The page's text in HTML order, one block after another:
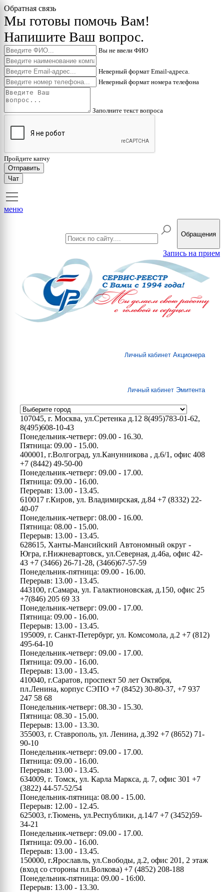
Обратная связь
Мы готовы помочь Вам!
Напишите Ваш вопрос.
Вы не ввели ФИО
Неверный формат Email-адреса.
Неверный формат номера телефона
Заполните текст вопроса
Пройдите капчу
Отправить
Чат
меню
Обращения
Запись на прием
Личный кабинет Акционера
Личный кабинет Эмитента
107045, г. Москва, ул.Сретенка д.12 8(495)783-01-62,
8(495)608-10-43
Понедельник-четверг: 09.00 - 16.30.
Пятница: 09.00 - 15.00.
400001, г.Волгоград, ул.Канунникова , д.6/1, офис 408
+7 (8442) 49-50-00
Понедельник-четверг: 09.00 - 17.00.
Пятница: 09.00 - 16.00.
Перерыв: 13.00 - 13.45.
610017 г.Киров, ул. Владимирская, д.84 +7 (8332) 22-
40-07
Понедельник-четверг: 08.00 - 16.00.
Пятница: 08.00 - 15.00.
Перерыв: 13.00 - 13.45.
628615, Ханты-Мансийский Автономный округ -
Югра, г.Нижневартовск, ул.Северная, д.46а, офис 42-
43 +7 (3466) 26-71-28, (3466)67-57-59
Понедельник-пятница: 09.00 - 16.00.
Перерыв: 13.00 - 13.45.
443100, г.Самара, ул. Галактионовская, д.150, офис 25
+7(846) 205 69 33
Понедельник-четверг: 09.00 - 17.00.
Пятница: 09.00 - 16.00.
Перерыв: 13.00 - 13.45.
195009, г. Санкт-Петербург, ул. Комсомола, д.2 +7 (812)
495-64-10
Понедельник-четверг: 09.00 - 17.00.
Пятница: 09.00 - 16.00.
Перерыв: 13.00 - 13.45.
410040, г.Саратов, проспект 50 лет Октября,
пл.Ленина, корпус СЭПО +7 (8452) 30-80-37, +7 937
247 58 68
Понедельник-четверг: 08.30 - 15.30.
Пятница: 08.30 - 15.00.
Перерыв: 13.00 - 13.30.
355003, г. Ставрополь, ул. Ленина, д.392 +7 (8652) 71-
90-10
Понедельник-четверг: 09.00 - 17.00.
Пятница: 09.00 - 16.00.
Перерыв: 13.00 - 13.45.
634009, г. Томск, ул. Карла Маркса, д. 7, офис 301 +7
(3822) 44-57-52/54
Понедельник-пятница: 08.00 - 15.00.
Перерыв: 12.00 - 12.45.
625003, г.Тюмень, ул.Республики, д.14/7 +7 (3452)59-
34-21
Понедельник-четверг: 09.00 - 17.00.
Пятница: 09.00 - 16.00.
Перерыв: 13.00 - 13.45.
150000, г.Ярославль, ул.Свободы, д.2, офис 201, 2 этаж
(вход со стороны пл.Волкова) +7 (4852) 208-188
Понедельник-пятница: 09.00 - 16:00.
Перерыв: 13.00 - 13.30.